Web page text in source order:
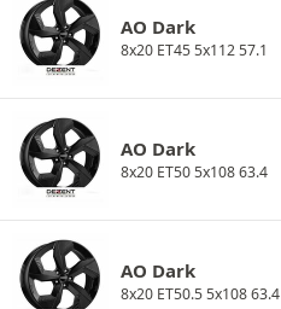
AO Dark
8x20 ET45 5x112 57.1
AO Dark
8x20 ET50 5x108 63.4
AO Dark
8x20 ET50.5 5x108 63.4